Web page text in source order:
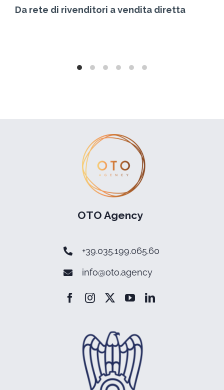
Da rete di rivenditori a vendita diretta
OTO Agency
+39.035.199.065.60
info@oto.agency